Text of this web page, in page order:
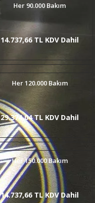
Her 90.000 Bakım
14.737,66 TL KDV Dahil
Her 120.000 Bakım
29.374,04 TL KDV Dahil
Her 150.000 Bakım
14.737,66 TL KDV Dahil